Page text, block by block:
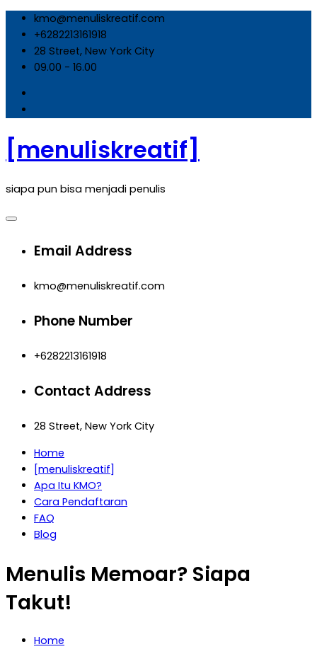
Skip
content
kmo@menuliskreatif.com
+6282213161918
28 Street, New York City
09.00 - 16.00
[menuliskreatif]
siapa pun bisa menjadi penulis
Email Address
kmo@menuliskreatif.com
Phone Number
+6282213161918
Contact Address
28 Street, New York City
Home
[menuliskreatif]
Apa Itu KMO?
Cara Pendaftaran
FAQ
Blog
Menulis Memoar? Siapa
Takut!
Home